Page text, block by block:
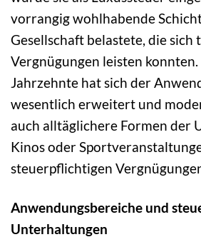
vorrangig wohlhabende
Gesellschaft belastete, die sich
Vergnügungen leisten
Jahrzehnte hat sich der
wesentlich erweitert und
auch alltäglichere Formen der
Kinos oder
steuerpflichtigen
Anwendungsbereiche und
Unterhaltungen